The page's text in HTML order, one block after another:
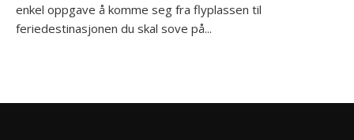
enkel oppgave å komme seg fra flyplassen til
feriedestinasjonen du skal sove på...